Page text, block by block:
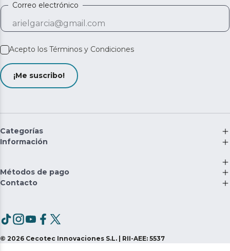
Correo electrónico
Acepto los Términos y Condiciones
¡Me suscribo!
Categorías
Información
Métodos de pago
Contacto
© 2026 Cecotec Innovaciones S.L. | RII-AEE: 5537